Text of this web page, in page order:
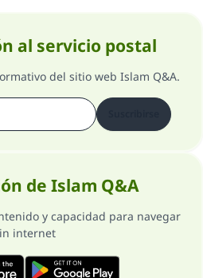
al servicio postal
del sitio web Islam Q&A.
de Islam Q&A
y capacidad para navegar
internet